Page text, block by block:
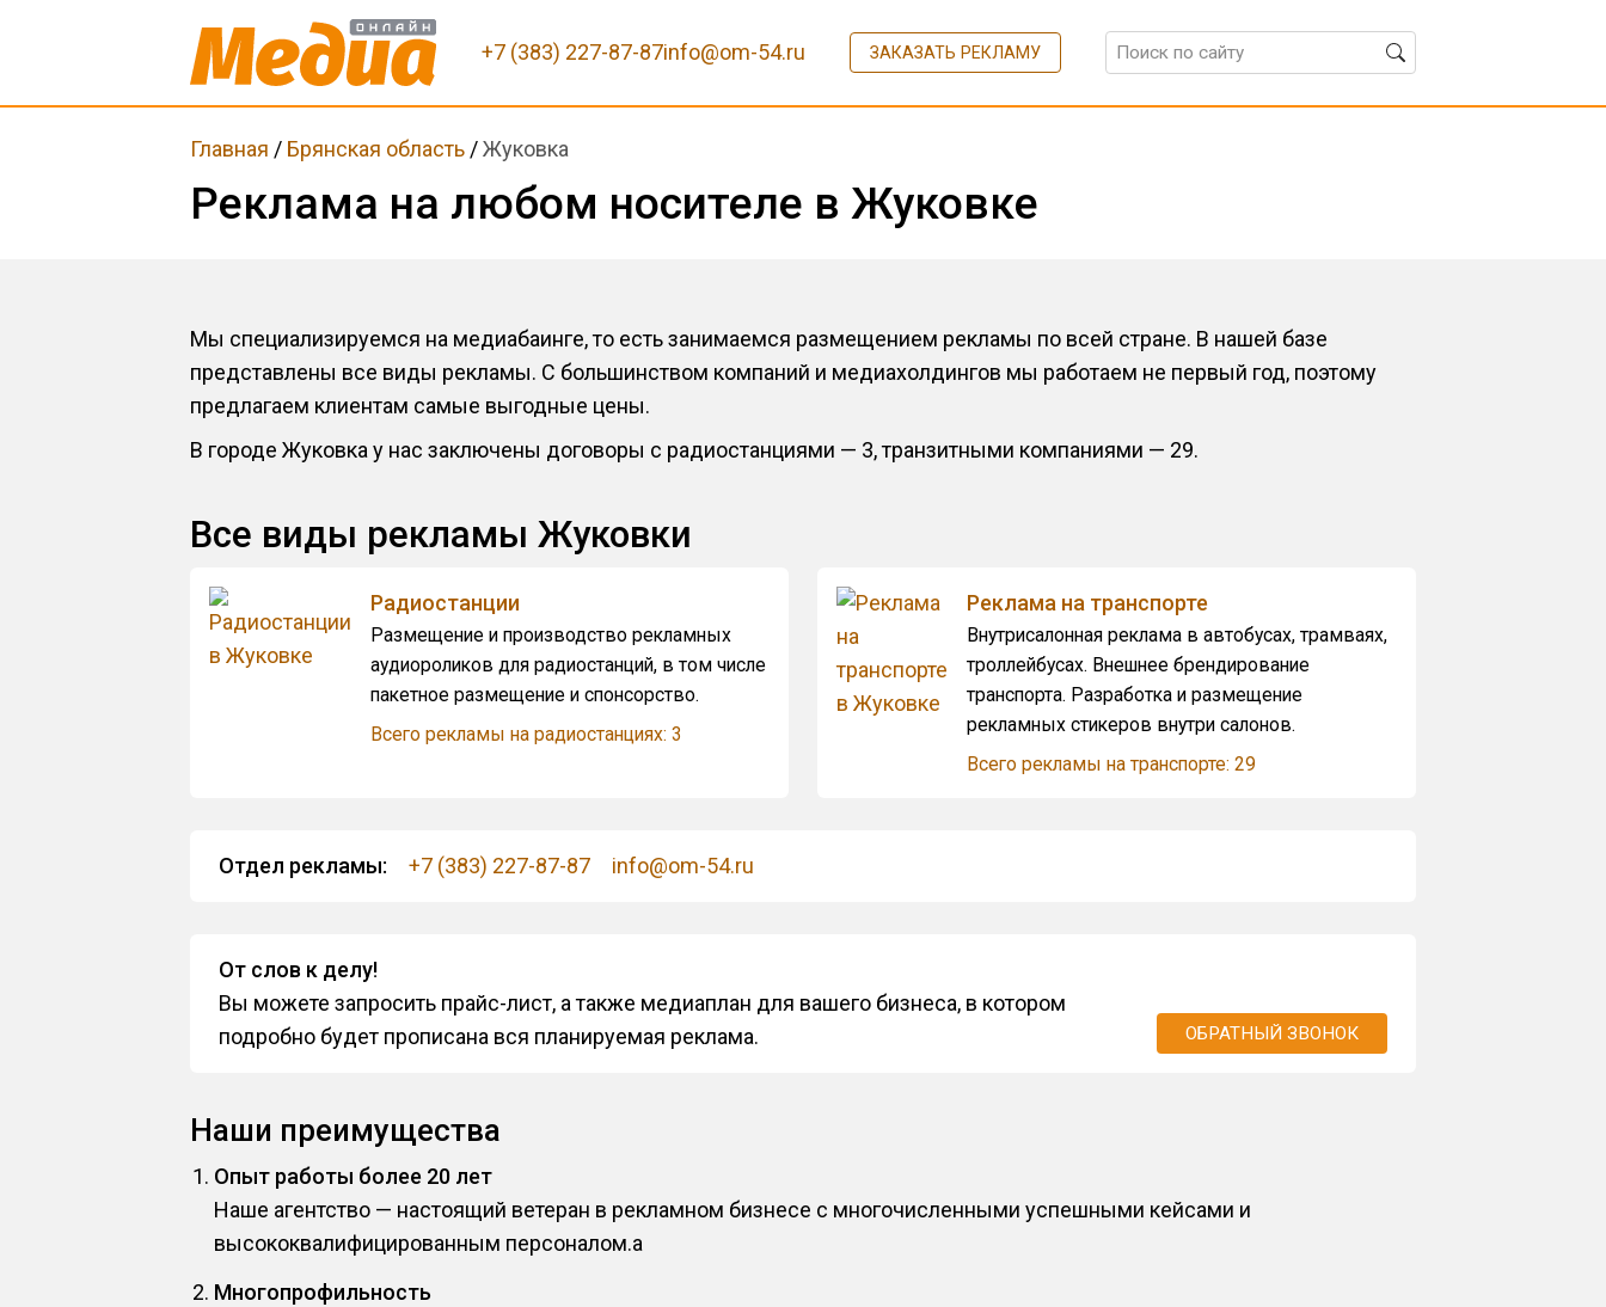
+7 (383) 227-87-87info@om-54.ru ЗАКАЗАТЬ РЕКЛАМУ
Главная / Брянская область/Жуковка
Реклама на любом носителе в Жуковке
Мы специализируемся на медиабаинге, то есть занимаемся размещением рекламы по всей стране. В нашей базе
представлены все виды рекламы. С большинством компаний и медиахолдингов мы работаем не первый год, поэтому
предлагаем клиентам самые выгодные цены.
В городе Жуковка у нас заключены договоры с радиостанциями — 3, транзитными компаниями — 29.
Все виды рекламы Жуковки
Радиостанции
Размещение и производство рекламных
аудиороликов для радиостанций, в том числе
пакетное размещение и спонсорство.
Всего рекламы на радиостанциях: 3
Реклама на транспорте
Внутрисалонная реклама в автобусах, трамваях,
троллейбусах. Внешнее брендирование
транспорта. Разработка и размещение
рекламных стикеров внутри салонов.
Всего рекламы на транспорте: 29
Отдел рекламы: +7 (383) 227-87-87 info@om-54.ru
От слов к делу!
Вы можете запросить прайс-лист, а также медиаплан для вашего бизнеса, в котором
подробно будет прописана вся планируемая реклама.
ОБРАТНЫЙ ЗВОНОК
Наши преимущества
Опыт работы более 20 лет
Наше агентство — настоящий ветеран в рекламном бизнесе с многочисленными успешными кейсами и
высококвалифицированным персоналом.a
Многопрофильность